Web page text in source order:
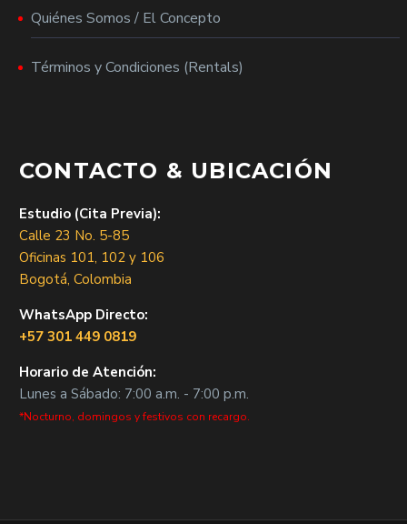
Quiénes Somos / El Concepto
Términos y Condiciones (Rentals)
CONTACTO & UBICACIÓN
Estudio (Cita Previa):
Calle 23 No. 5-85
Oficinas 101, 102 y 106
Bogotá, Colombia
WhatsApp Directo:
+57 301 449 0819
Horario de Atención:
Lunes a Sábado: 7:00 a.m. - 7:00 p.m.
*Nocturno, domingos y festivos con recargo.